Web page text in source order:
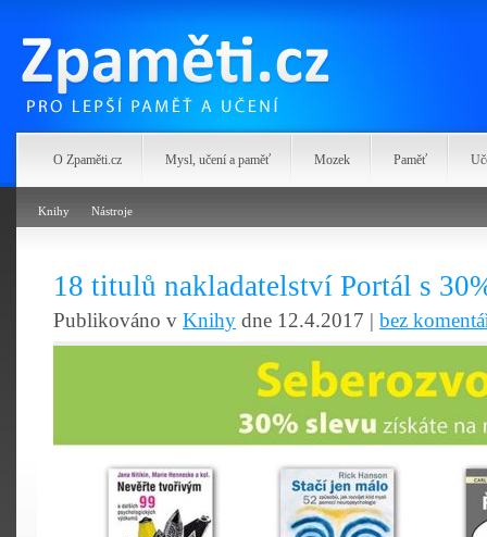
Zpaměti.cz
O Zpaměti.cz Mysl, učení a paměť Mozek Paměť
Knihy Nástroje
18 titulů nakladatelství Portál s
Publikováno v Knihy dne 12.4.2017 | bez